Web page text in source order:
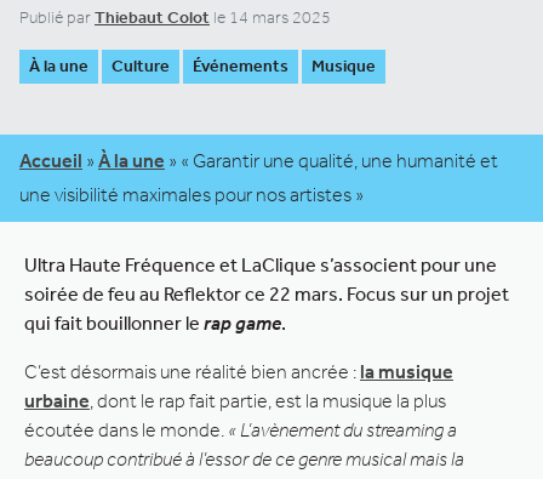
Publié parThiebaut Colot le 14 mars 2025
À la une Culture Événements Musique
Accueil » À la une » « Garantir une qualité, une humanité et
une visibilité maximales pour nos artistes »
Ultra Haute Fréquence et LaClique s’associent pour une
soirée de feu au Reflektor ce 22 mars. Focus sur un projet
qui fait bouillonner le rap game.
C’est désormais une réalité bien ancrée : la musique
urbaine , dont le rap fait partie, est la musique la plus
écoutée dans le monde. « L’avènement du streaming a
beaucoup contribué à l’essor de ce genre musical mais la